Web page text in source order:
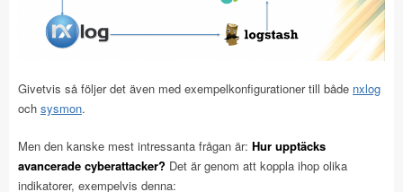
Givetvis så följer det även med exempelkonfigurationer till både nxlog
och sysmon.
Men den kanske mest intressanta frågan är: Hur upptäcks
avancerade cyberattacker? Det är genom att koppla ihop olika
indikatorer, exempelvis denna: